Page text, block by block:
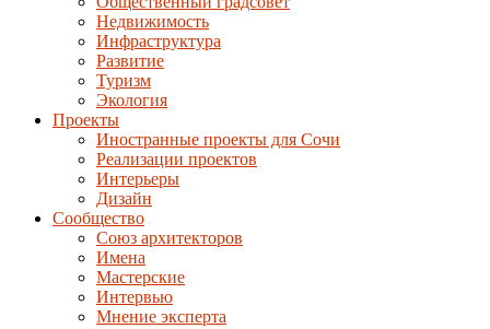
Недвижимость
Инфраструктура
Развитие
Туризм
Экология
Проекты
Иностранные проекты для Сочи
Реализации проектов
Интерьеры
Дизайн
Сообщество
Союз архитекторов
Имена
Мастерские
Интервью
Мнение эксперта